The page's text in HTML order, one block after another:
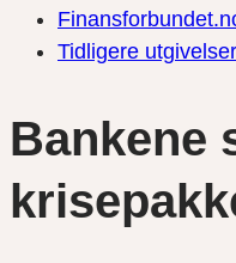
Tidligere utgivelser
Bankene